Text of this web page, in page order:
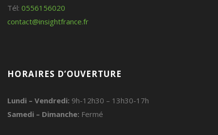
Tél: 0556156020
contact@insightfrance.fr
HORAIRES D’OUVERTURE
Lundi – Vendredi: 9h-12h30 – 13h30-17h
Samedi – Dimanche: Fermé